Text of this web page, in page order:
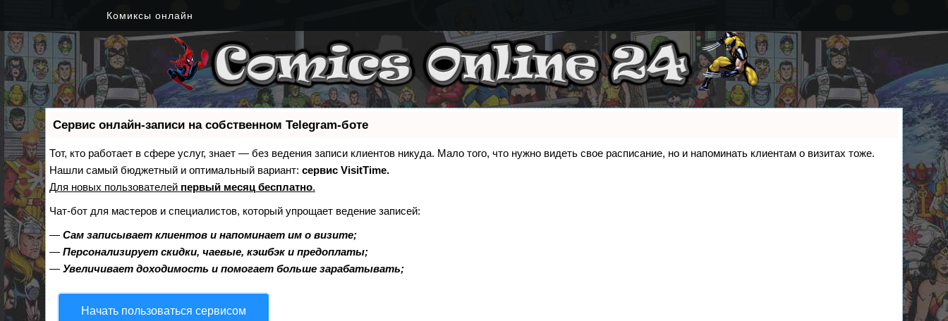
Комиксы онлайн
Сервис онлайн-записи на собственном Telegram-боте
Тот, кто работает в сфере услуг, знает — без ведения записи клиентов никуда. Мало того, что нужно видеть свое расписание, но и напоминать клиентам о визитах тоже.
Нашли самый бюджетный и оптимальный вариант: сервис VisitTime.
Для новых пользователей первый месяц бесплатно.
Чат-бот для мастеров и специалистов, который упрощает ведение записей:
— Сам записывает клиентов и напоминает им о визите;
— Персонализирует скидки, чаевые, кэшбэк и предоплаты;
— Увеличивает доходимость и помогает больше зарабатывать;
Начать пользоваться сервисом